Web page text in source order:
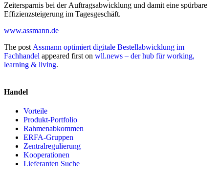
Zeitersparnis bei der Auftragsabwicklung und damit eine spürbare
Effizienzsteigerung im Tagesgeschäft.
www.assmann.de
The post Assmann optimiert digitale Bestellabwicklung im
Fachhandel appeared first on wll.news – der hub für working,
learning & living.
Handel
Vorteile
Produkt-Portfolio
Rahmenabkommen
ERFA-Gruppen
Zentralregulierung
Kooperationen
Lieferanten Suche